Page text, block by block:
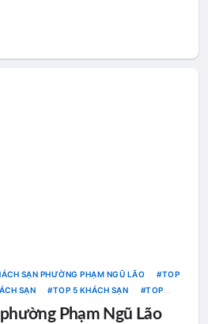
SẠN PHƯỜNG PHẠM NGŨ LÃO
TOP
SẠN TOP 5 KHÁCH SẠN
TOP
TOP RESORTPhạm Ngũ Lão